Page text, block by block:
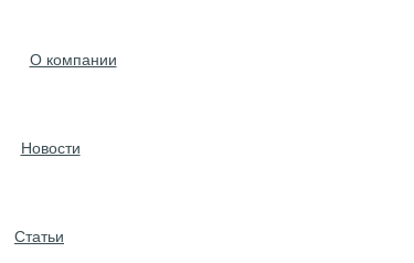
О компании
Новости
Статьи